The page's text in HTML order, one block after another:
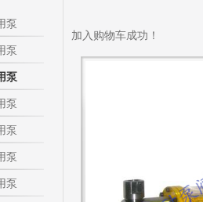
|不锈钢化工泵|酒泵|酒精泵|淀
我司与天长市千秋在线网络服务有限公
泵
泵
泵
泵
泵
泵
泵
加入购物车成功！